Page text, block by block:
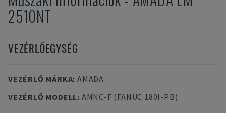
2510NT
VEZÉRLŐEGYSÉG
VEZÉRLŐ MÁRKA: AMADA
VEZÉRLŐ MODELL: AMNC-F (FANUC 180I-PB)